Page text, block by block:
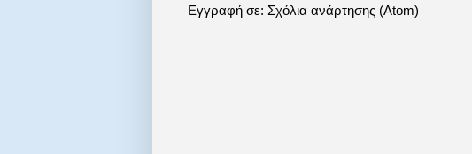
Εγγραφή σε: Σχόλια ανάρτησης (Atom)